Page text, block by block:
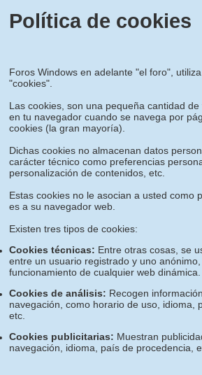
Política de cookies
Foros Windows en adelante "el foro",
"cookies".
Las cookies, son una pequeña cantidad
en tu navegador cuando se navega por
cookies (la gran mayoría).
Dichas cookies no almacenan datos
carácter técnico como preferencias
personalización de contenidos, etc.
Estas cookies no le asocian a usted como
es a su navegador web.
Existen tres tipos de cookies:
Cookies técnicas: Entre otras cosas, se
entre un usuario registrado y uno
funcionamiento de cualquier web dinámica.
Cookies de análisis: Recogen
navegación, como horario de uso, idioma,
etc.
Cookies publicitarias: Muestran
navegación, idioma, país de procedencia,